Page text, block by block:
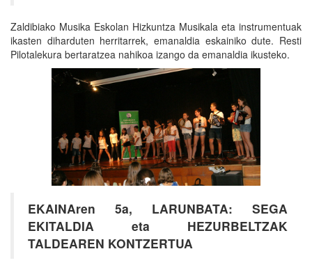
Zaldibiako Musika Eskolan Hizkuntza Musikala eta instrumentuak
ikasten diharduten herritarrek, emanaldia eskainiko dute. Resti
Pilotalekura bertaratzea nahikoa izango da emanaldia ikusteko.
EKAINAren 5a, LARUNBATA: SEGA
EKITALDIA eta HEZURBELTZAK
TALDEAREN KONTZERTUA